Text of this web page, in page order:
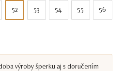
52 53 54 55 56
výroby šperku aj s doručením